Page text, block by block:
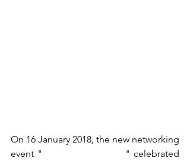
On 16 January 2018, the new networking
event "
" celebrated